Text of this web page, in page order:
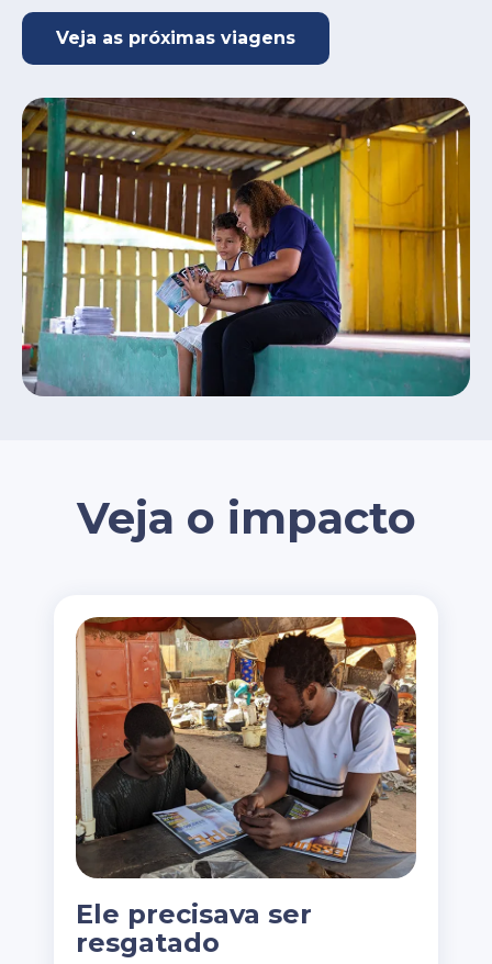
Veja as próximas viagens
Veja o impacto
Ele precisava ser
resgatado